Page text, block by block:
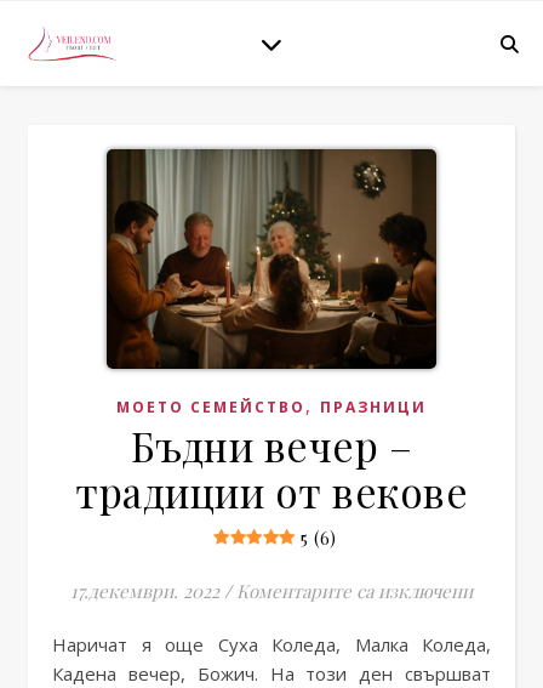
МОЕТО СЕМЕЙСТВО , ПРАЗНИЦИ
Бъдни вечер –
традиции от векове
5 (6)
17.декември. 2022 / Коментарите са изключениза
Наричат я още Суха Коледа, Малка Коледа,
Кадена вечер, Божич. На този ден свършват